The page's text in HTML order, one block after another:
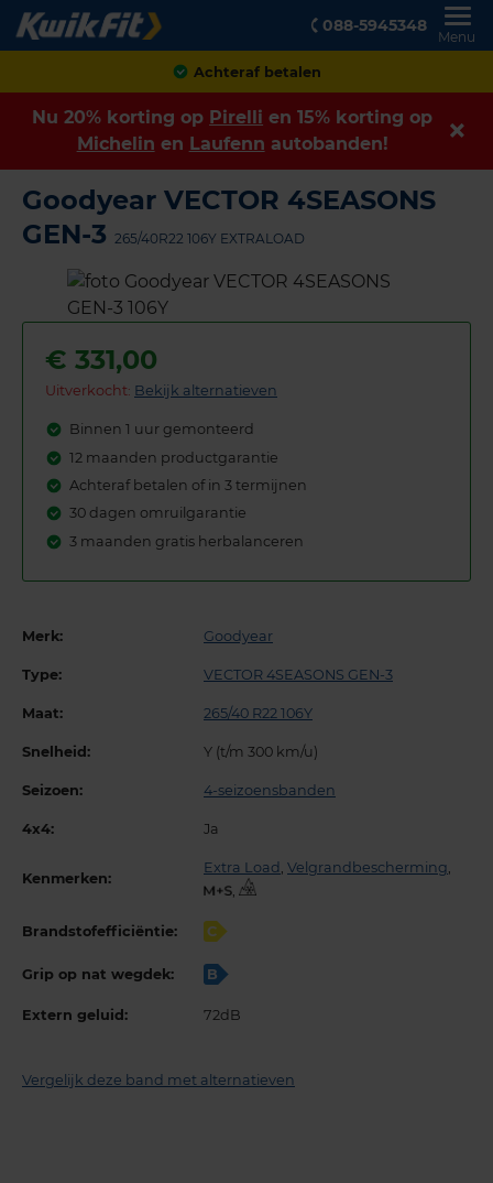
088-5945348
Menu
Achteraf betalen
Nu 20% korting op Pirelli en 15% korting op
Michelin en Laufenn autobanden!
Goodyear VECTOR 4SEASONS
GEN-3 265/40R22 106Y EXTRALOAD
€ 331,00
Uitverkocht: Bekijk alternatieven
Binnen 1 uur gemonteerd
12 maanden productgarantie
Achteraf betalen of in 3 termijnen
30 dagen omruilgarantie
3 maanden gratis herbalanceren
Merk: Goodyear
Type: VECTOR 4SEASONS GEN-3
Maat: 265/40 R22 106Y
Snelheid: Y (t/m 300 km/u)
Seizoen: 4-seizoensbanden
4x4: Ja
Kenmerken:
Extra Load , Velgrandbescherming,
,
Brandstofefficiëntie: C
Grip op nat wegdek: B
Extern geluid: 72dB
Vergelijk deze band met alternatieven